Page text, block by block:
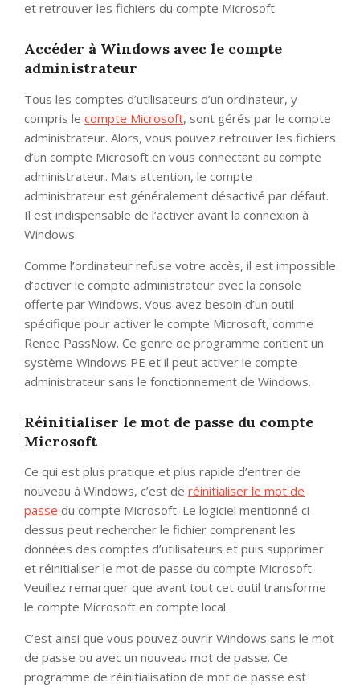
et retrouver les fichiers du compte Microsoft.
Accéder à Windows avec le compte
administrateur
Tous les comptes d’utilisateurs d’un ordinateur, y
compris le compte Microsoft, sont gérés par le compte
administrateur. Alors, vous pouvez retrouver les fichiers
d’un compte Microsoft en vous connectant au compte
administrateur. Mais attention, le compte
administrateur est généralement désactivé par défaut.
Il est indispensable de l’activer avant la connexion à
Windows.
Comme l’ordinateur refuse votre accès, il est impossible
d’activer le compte administrateur avec la console
offerte par Windows. Vous avez besoin d’un outil
spécifique pour activer le compte Microsoft, comme
Renee PassNow. Ce genre de programme contient un
système Windows PE et il peut activer le compte
administrateur sans le fonctionnement de Windows.
Réinitialiser le mot de passe du compte
Microsoft
Ce qui est plus pratique et plus rapide d’entrer de
nouveau à Windows, c’est de réinitialiser le mot de
passe du compte Microsoft. Le logiciel mentionné ci-
dessus peut rechercher le fichier comprenant les
données des comptes d’utilisateurs et puis supprimer
et réinitialiser le mot de passe du compte Microsoft.
Veuillez remarquer que avant tout cet outil transforme
le compte Microsoft en compte local.
C’est ainsi que vous pouvez ouvrir Windows sans le mot
de passe ou avec un nouveau mot de passe. Ce
programme de réinitialisation de mot de passe est